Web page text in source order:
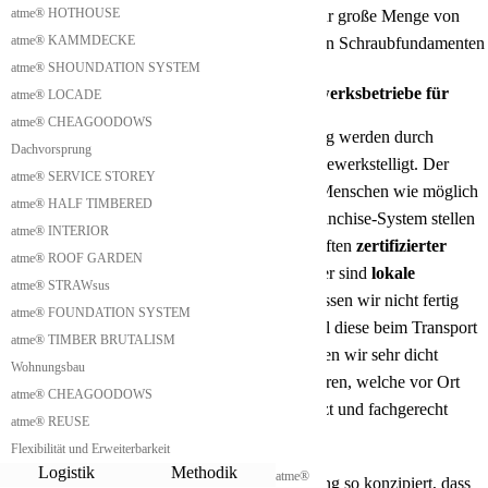
atme® HOTHOUSE
atme® KAMMDECKE
atme® SHOUNDATION SYSTEM
atme® LOCADE
atme® CHEAGOODOWS
Dachvorsprung
atme® SERVICE STOREY
atme® HALF TIMBERED
atme® INTERIOR
atme® ROOF GARDEN
atme® STRAWsus
atme® FOUNDATION SYSTEM
atme® TIMBER BRUTALISM
Wohnungsbau
atme® CHEAGOODOWS
atme® REUSE
Flexibilität und Erweiterbarkeit
Logistik Methodik
atme®
hinweisen, dass bei Betonfundamenten eine sehr große Menge von
CO2freigesetzt wird. Mit diesen überzeugenden Schraubfundamenten
wird diese sehr leichteingespart
Aufbau durch zertifizierte Franchise-Handwerksbetriebe für
Shieling
Die Produktion und der Aufbau unseres Shieling werden durch
bewerkstelligt. Der
Grund dafür ist, dass wir versuchen, so vielen Menschen wie möglich
unsere Singlehäuser anzubieten. Mit diesem Franchise-System stellen
wir sicher, dass die Shielings nach den Vorschriften zertifizierter
errichtet werden. Die Handwerker sind lokale
bei Ihnen in der Nähe. Somit müssen wir nicht fertig
zusammengebaute Shielings transportieren, weil diese beim Transport
sehr viel Platz verschwenden. Stattdessen können wir sehr dicht
gestapelt die Einzelteile des Shieling transportieren, welche vor Ort
von den lokalen Handwerkern zusammengesetzt und fachgerecht
Kostengünstiger Transport des Shieling
Wir haben die einzelnen Module unseres Shieling so konzipiert, dass